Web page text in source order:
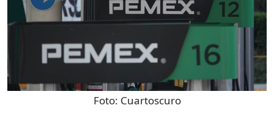
Foto: Cuartoscuro